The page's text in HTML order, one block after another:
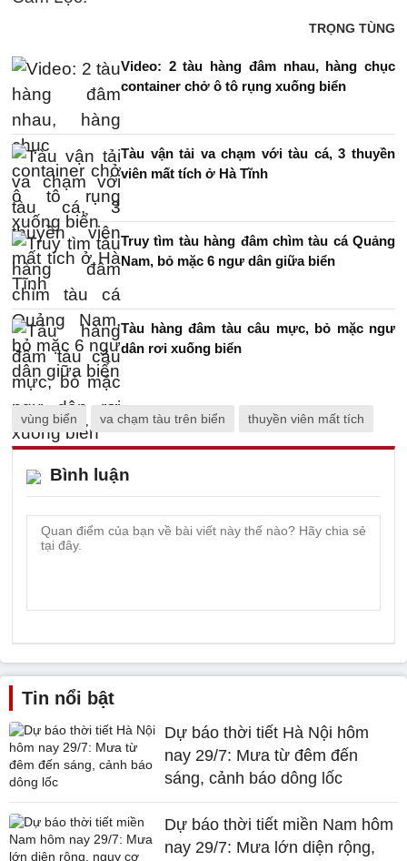
TRỌNG TÙNG
Video: 2 tàu hàng đâm nhau, hàng chục
container chở ô tô rụng xuống biển
Tàu vận tải va chạm với tàu cá, 3 thuyền
viên mất tích ở Hà Tĩnh
Truy tìm tàu hàng đâm chìm tàu cá Quảng
Nam, bỏ mặc 6 ngư dân giữa biển
Tàu hàng đâm tàu câu mực, bỏ mặc ngư
dân rơi xuống biển
vùng biển va chạm tàu trên biển thuyền viên mất tích
Bình luận
Tin nổi bật
Dự báo thời tiết Hà Nội hôm
nay 29/7: Mưa từ đêm đến
sáng, cảnh báo dông lốc
Dự báo thời tiết miền Nam hôm
nay 29/7: Mưa lớn diện rộng,